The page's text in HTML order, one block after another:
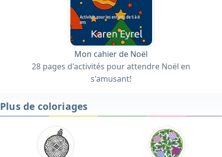
Mon cahier de Noël
28 pages d'activités pour attendre Noël en
s'amusant!
Plus de coloriages